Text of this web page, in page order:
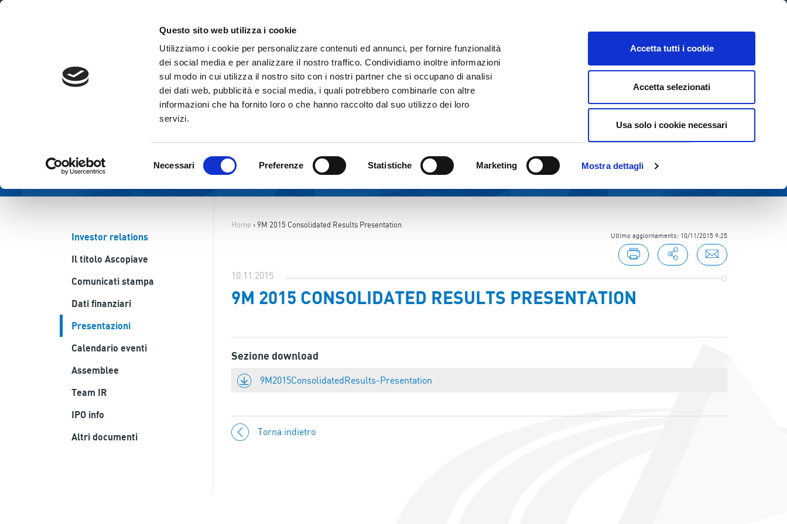
Questo sito web utilizza i cookie
Utilizziamo i cookie per personalizzare contenuti ed annunci, per fornire funzionalità
dei social media e per analizzare il nostro traffico. Condividiamo inoltre informazioni
sul modo in cui utilizza il nostro sito con i nostri partner che si occupano di analisi
dei dati web, pubblicità e social media, i quali potrebbero combinarle con altre
informazioni che ha fornito loro o che hanno raccolto dal suo utilizzo dei loro
servizi.
del
Necessari Preferenze Statistiche Marketing Mostra dettagli
Accetta tutti i cookie
Accetta selezionati
Usa solo i cookie necessari
IL GRUPPO ATTIVITÀ CORPORATE GOVERNANCE INVESTOR RELATIONS SOSTENIBILITÀ
Investor relations
Il titolo Ascopiave
Comunicati stampa
Dati finanziari
Presentazioni
Calendario eventi
Assemblee
Team IR
IPO info
Altri documenti
Home ›9M 2015 Consolidated Results Presentation
Ultimo aggiornamento: 10/11/2015 9:25
10.11.2015
9M 2015 CONSOLIDATED RESULTS PRESENTATION
Sezione download
9M2015ConsolidatedResults-Presentation
Torna indietro